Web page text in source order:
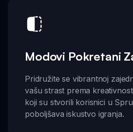
Modovi Pokretani
Pridružite se vibrantnoj
vašu strast prema
koji su stvorili korisnici u
poboljšava iskustvo igranja.